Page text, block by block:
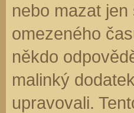
nebo mazat
omezeného
někdo
malinký
upravovali.